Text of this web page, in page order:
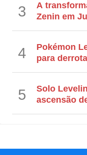
3
A
Zenin em
4
Pokémon
para
5
Solo
ascensão